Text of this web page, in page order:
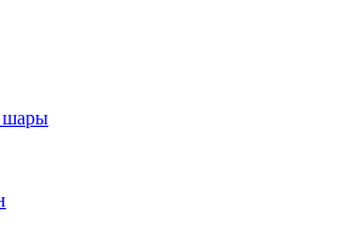
шары